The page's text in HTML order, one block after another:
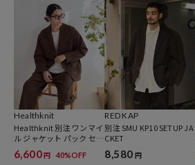
Healthknit
Healthknit 別注 ワンマイ
ル ジャケット パック セッ
トアップ ポンチ素材 【ユ
ニセックス対応】
6,600円 40%OFF
RED KAP
別注 SMU KP10 SETUP JA
CKET
8,580 円